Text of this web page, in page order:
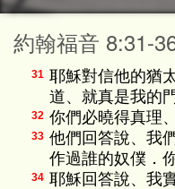
約翰福音 8:31-
31 耶穌對信他的猶
道、就真是我的門
32 你們必曉得真理
33 他們回答說、我
作過誰的奴僕．
34 耶穌回答說、我